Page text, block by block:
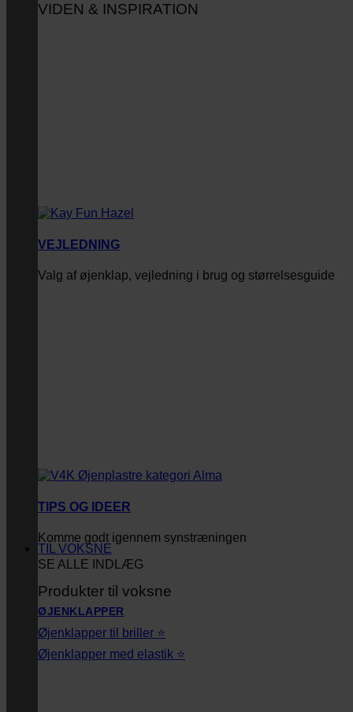
VIDEN & INSPIRATION
VEJLEDNING
Valg af øjenklap, vejledning i brug og størrelsesguide
TIPS OG IDEER
Komme godt igennem synstræningen
SE ALLE INDLÆG
TIL VOKSNE
Produkter til voksne
ØJENKLAPPER
Øjenklapper til briller ⭐
Øjenklapper med elastik ⭐